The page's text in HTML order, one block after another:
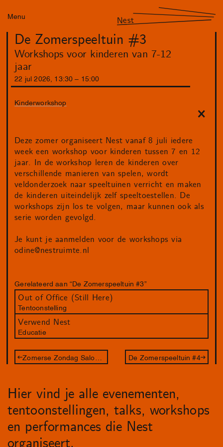
Menu Nest
De Zomerspeeltuin #3
Workshops voor kinderen van 7-12
jaar
22 jul 2026 13 :30 15 :00
Kinderworkshop
Deze zomer organiseert Nest vanaf 8 juli iedere
week een workshop voor kinderen tussen 7 en 12
jaar. In de workshop leren de kinderen over
verschillende manieren van spelen, wordt
veldonderzoek naar speeltuinen verricht en maken
de kinderen uiteindelijk zelf speeltoestellen. De
workshops zijn los te volgen, maar kunnen ook als
serie worden gevolgd.
Je kunt je aanmelden voor de workshops via
odine@nestruimte.nl
Gerelateerd aan “De Zomerspeeltuin #3”
Out of Office (Still Here)
Tentoonstelling
Verwend Nest
Educatie
De Zomerspeeltuin #4
Hier vind je alle evenementen,
tentoonstellingen, talks, workshops
en performances die Nest